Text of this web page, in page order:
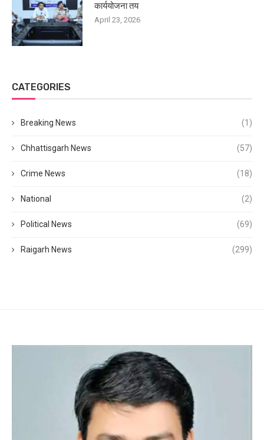
कार्ययोजना तय
April 23, 2026
CATEGORIES
Breaking News (1)
Chhattisgarh News (57)
Crime News (18)
National (2)
Political News (69)
Raigarh News (299)